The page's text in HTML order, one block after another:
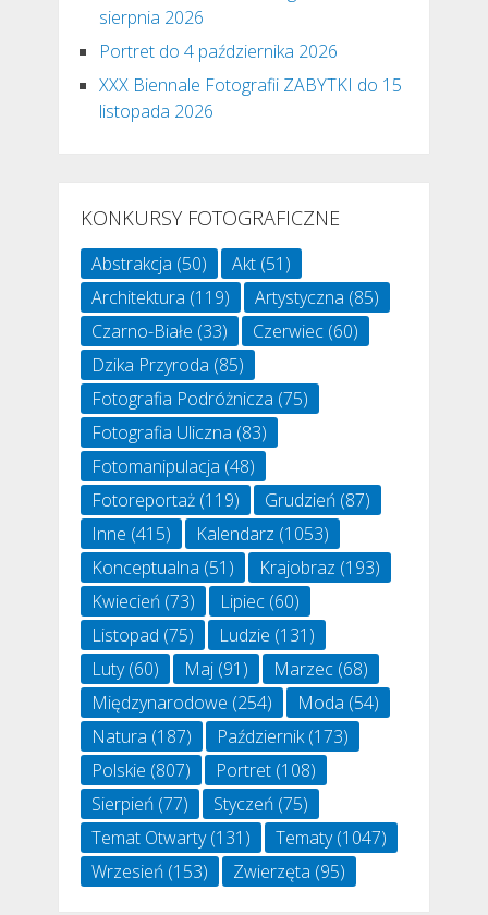
sierpnia 2026
Portret do 4 października 2026
XXX Biennale Fotografii ZABYTKI do 15
listopada 2026
KONKURSY FOTOGRAFICZNE
Abstrakcja (50) Akt(51)
Architektura (119) Artystyczna (85)
Czarno-Białe (33) Czerwiec(60)
Dzika Przyroda (85)
Fotografia Podróżnicza (75)
Fotografia Uliczna (83)
Fotomanipulacja (48)
Fotoreportaż(119) Grudzień(87)
Inne (415) Kalendarz (1053)
Konceptualna (51) Krajobraz (193)
Kwiecień(73) Lipiec(60)
Listopad (75) Ludzie (131)
Luty(60) Maj(91) Marzec(68)
Międzynarodowe (254) Moda (54)
Natura (187) Październik(173)
Polskie (807) Portret(108)
Sierpień(77) Styczeń(75)
Temat Otwarty(131) Tematy(1047)
Wrzesień(153) Zwierzęta (95)